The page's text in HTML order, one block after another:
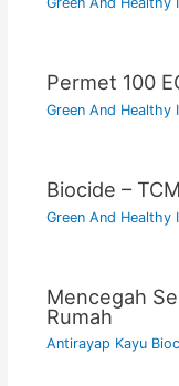
Permet 100
Green And Healthy
Biocide –
Green And Healthy
Mencegah
Rumah
Antirayap Kayu